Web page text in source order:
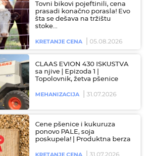
Tovni bikovi pojeftinili, cena
prasadi konačno porasla! Evo
šta se dešava na tržištu
stoke…
KRETANJE CENA 05.08.2026
CLAAS EVION 430 ISKUSTVA
sa njive | Epizoda 1 |
Topolovnik, žetva pšenice
MEHANIZACIJA 31.07.2026
Cene pšenice i kukuruza
ponovo PALE, soja
poskupela! | Produktna berza
KRETANJE CENA 31.07.2026